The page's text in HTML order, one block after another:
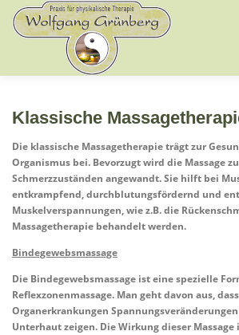
Zum
Inhalt
springen
LEISTUNGEN WIR ÜBER UNS
Klassische
Die klassische Massagetherapie trägt zur
Organismus bei. Bevorzugt wird die Massage
Schmerzzuständen angewandt. Sie hilft bei
entkrampfend, durchblutungsfördernd und
Muskelverspannungen, wie z.B. die
Massagetherapie behandelt werden.
Bindegewebsmassage
Die Bindegewebsmassage ist eine spezielle
Reflexzonenmassage. Man geht davon aus,
Organerkrankungen
Unterhaut zeigen. Die Wirkung dieser Massage